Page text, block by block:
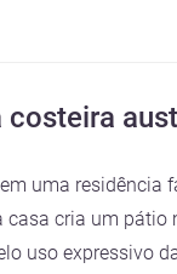
costeira
uma residência
cria um
uso expressivo